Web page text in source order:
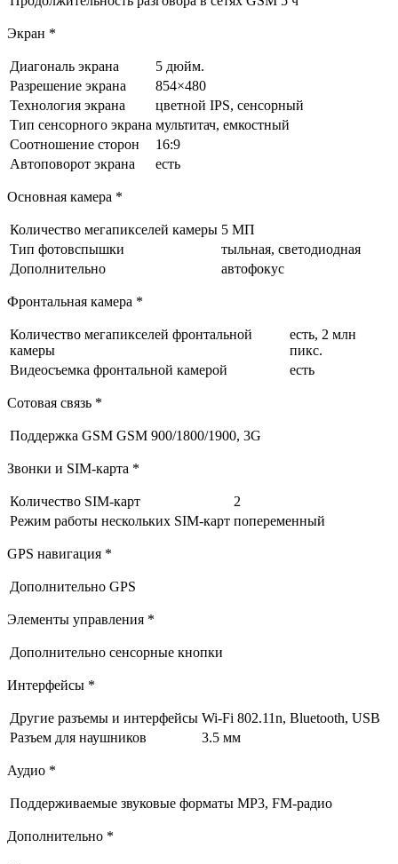
Экран *
Диагональ экрана
5 дюйм.
Разрешение экрана
854×480
Технология экрана
цветной IPS, сенсорный
Тип сенсорного экрана мультитач, емкостный
Соотношение сторон
16:9
Автоповорот экрана
есть
Основная камера *
Количество мегапикселей камеры 5 МП
Тип фотовспышки
тыльная, светодиодная
Дополнительно
автофокус
Фронтальная камера *
Количество мегапикселей фронтальной
камеры
есть, 2 млн
пикс.
Видеосъемка фронтальной камерой
есть
Сотовая связь *
Поддержка GSM GSM 900/1800/1900, 3G
Звонки и SIM-карта *
Количество SIM-карт
2
Режим работы нескольких SIM-карт попеременный
GPS навигация *
Дополнительно GPS
Элементы управления *
Дополнительно сенсорные кнопки
Интерфейсы *
Другие разъемы и интерфейсы Wi-Fi 802.11n, Bluetooth, USB
Разъем для наушников
3.5 мм
Аудио *
Поддерживаемые звуковые форматы MP3, FM-радио
Дополнительно *